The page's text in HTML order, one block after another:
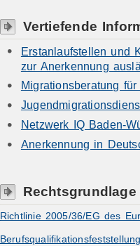
Vertiefende
Erstanlaufstellen und
zur Anerkennung
Migrationsberatung
Netzwerk IQ Baden-
Anerkennung in
Rechtsgrundlage
Richtlinie 2005/36/EG des